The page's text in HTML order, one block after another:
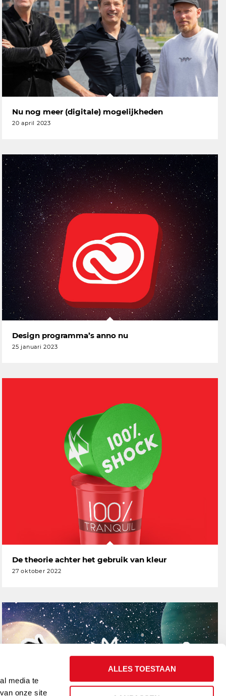
media te
onze site
ALLES TOESTAAN
Nu nog meer (digitale) mogelijkheden
20 april 2023
Design programma’s anno nu
25 januari 2023
De theorie achter het gebruik van kleur
27 oktober 2022